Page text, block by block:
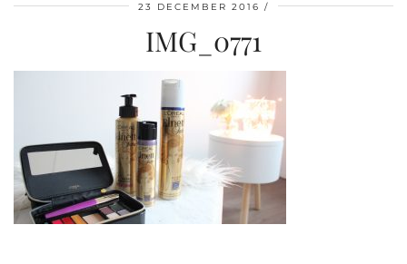
23 DECEMBER 2016
IMG_0771